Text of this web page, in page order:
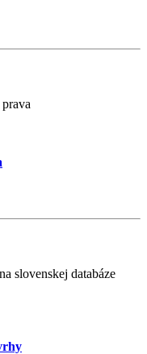
slovenskej databáze